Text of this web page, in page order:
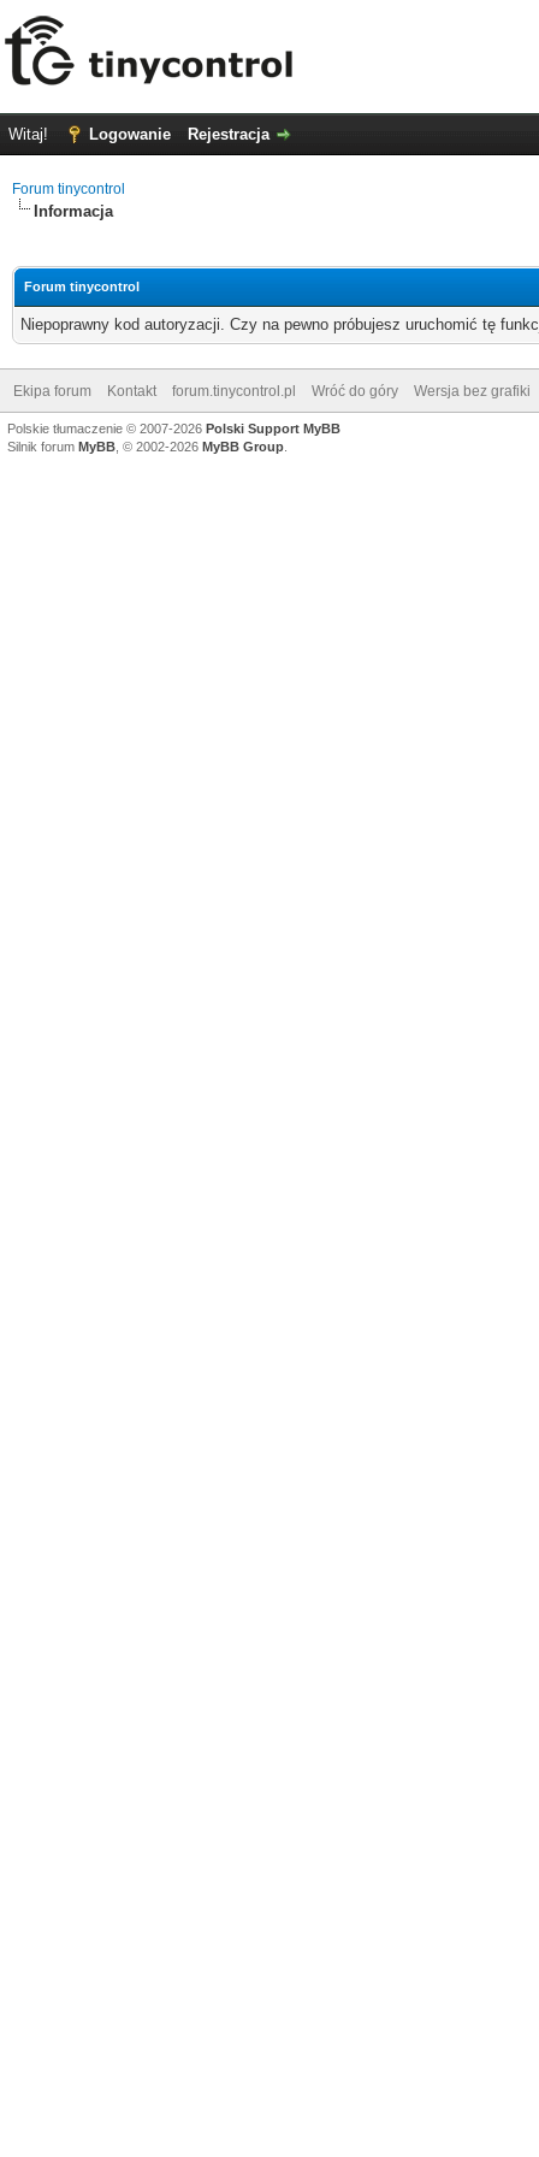
Witaj! Logowanie Rejestracja
Forum tinycontrol
Informacja
Forum tinycontrol
Niepoprawny kod autoryzacji. Czy na pewno próbujesz uruchomić tę
Ekipa forum Kontakt forum.tinycontrol.pl Wróć do góry Wersja bez grafiki
Polskie tłumaczenie © 2007-2026 Polski Support MyBB
Silnik forum MyBB , © 2002-2026 MyBB Group